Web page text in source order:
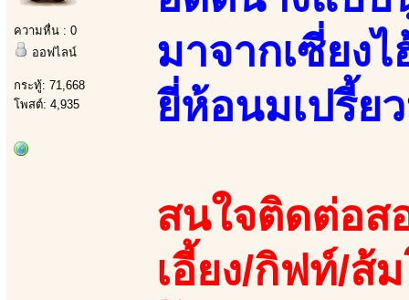
ความหื่น : 0
ออฟไลน์
กระทู้: 71,668
โพสต์: 4,935
มาจากเซี่ยง
ยี่ห้อนมเปรี้ย
สนใจติดต่อส
เอี้ยง/กิฟท์/ส้